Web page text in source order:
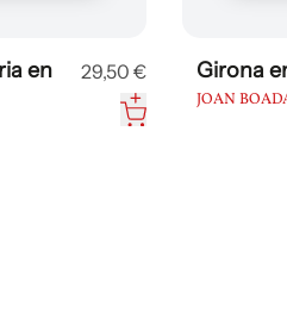
en
29,50 € Girona
JOAN